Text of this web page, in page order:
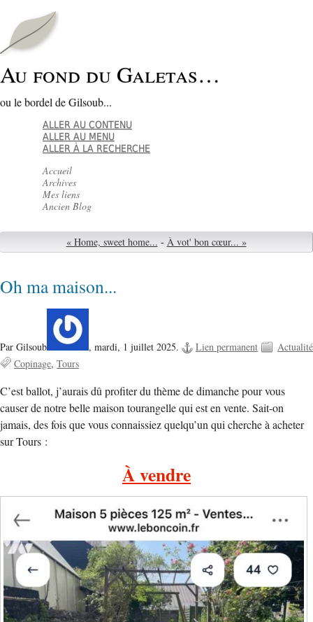
Au fond du Galetas…
ou le bordel de Gilsoub...
ALLER AU CONTENU
ALLER AU MENU
ALLER À LA RECHERCHE
Accueil
Archives
Mes liens
Ancien Blog
« Home, sweet home... - À vot' bon cœur... »
Oh ma maison...
Par Gilsoub , mardi, 1 juillet 2025. Lien permanent
Actualité
Copinage Tours
C’est ballot, j’aurais dû profiter du thème de dimanche pour vous
causer de notre belle maison tourangelle qui est en vente. Sait-on
jamais, des fois que vous connaissiez quelqu’un qui cherche à acheter
sur Tours :
À vendre